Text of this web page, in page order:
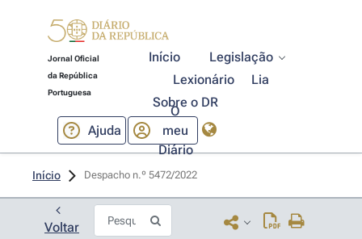
Jornal Oficial
da República
Portuguesa
Início
Legislação
Lexionário
Lia
Sobre o DR
Ajuda
O
meu
Diário
Início Despacho n.º 5472/2022
Voltar